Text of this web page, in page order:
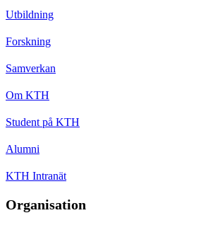
Utbildning
Forskning
Samverkan
Om KTH
Student på KTH
Alumni
KTH Intranät
Organisation